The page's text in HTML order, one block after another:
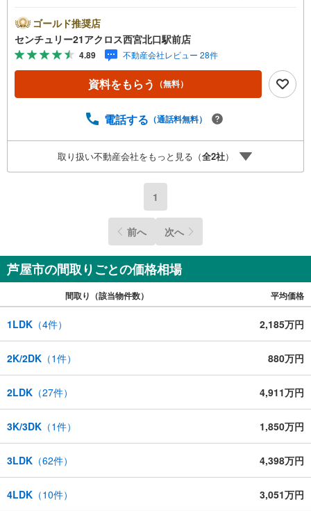
食器洗乾燥機・浴室乾燥機・複層ガラス・TVモニタ付イン
ターホン・ウィークインクローゼット・床暖房・宅配ボッ
クスなどの快適な設備が整っております。○センチュリー2
1アクロスグループの3つの特徴○■センチュリー21グループ
で28年連続No.1（1997年～2024年兵庫地区仲介実績） 尼
崎・伊丹・西宮・宝塚にて8店舗展開中。阪神間での購入や
完備 8店舗すべて駅前にございますが、お車でのお越しも
物件多数ございます。 地域密着の当店では2000万円台の
新築戸建や、1000万円台の中古マンションを始め多数物件
を取り扱っています。Yahoo！不動産に掲載しきれない物
件もご紹介できます。お気軽にお問合せください。
ゴールド推奨店
センチュリー21アクロス西宮北口駅前店
4.89 不動産会社レビュー 28件
資料をもらう （無料）
電話する （通話料無料）
取り扱い不動産会社をもっと見る（全2社）
1
前へ 次へ
芦屋市の間取りごとの価格相場
間取り（該当物件数） 平均価格
1LDK （4件） 2,185万円
2K/2DK （1件） 880万円
2LDK （27件） 4,911万円
3K/3DK （1件） 1,850万円
3LDK （62件） 4,398万円
4LDK （10件） 3,051万円